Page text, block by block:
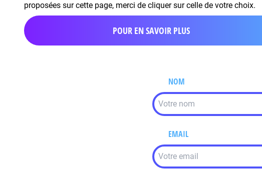
proposées sur cette page, merci de cliquer sur celle de votre choix.
POUR EN SAVOIR PLUS
NOM
EMAIL